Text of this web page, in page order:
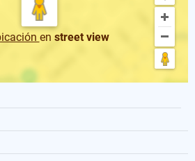
en street view